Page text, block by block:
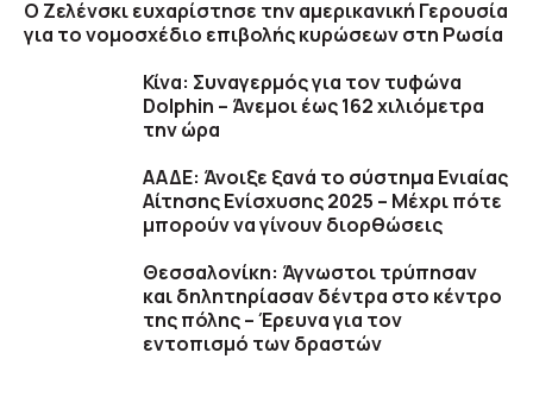
Ο Ζελένσκι ευχαρίστησε την αμερικανική Γερουσία
για το νομοσχέδιο επιβολής κυρώσεων στη Ρωσία
Κίνα: Συναγερμός για τον τυφώνα
Dolphin – Άνεμοι έως 162 χιλιόμετρα
την ώρα
ΑΑΔΕ: Άνοιξε ξανά το σύστημα Ενιαίας
Αίτησης Ενίσχυσης 2025 – Μέχρι πότε
μπορούν να γίνουν διορθώσεις
Θεσσαλονίκη: Άγνωστοι τρύπησαν
και δηλητηρίασαν δέντρα στο κέντρο
της πόλης – Έρευνα για τον
εντοπισμό των δραστών